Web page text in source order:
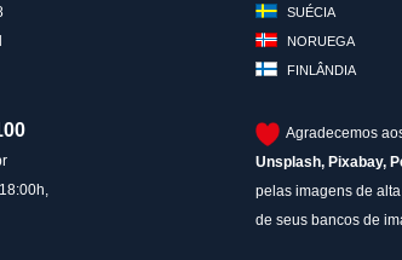
SUÉCIA
NORUEGA
FINLÂNDIA
Agradecemos
Unsplash, Pixabay,
pelas imagens de
de seus bancos de